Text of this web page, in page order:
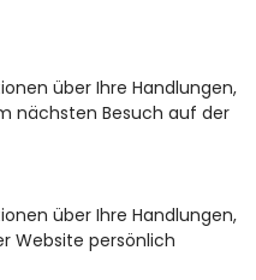
über Ihre Handlungen,
nächsten Besuch auf der
über Ihre Handlungen,
Website persönlich